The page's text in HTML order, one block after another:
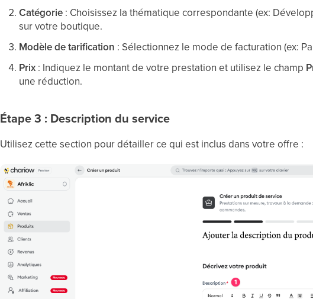
Catégorie : Choisissez la thématique correspondante (ex:
sur votre boutique.
Modèle de tarification : Sélectionnez le mode de facturation (ex:
Prix : Indiquez le montant de votre prestation et utilisez le champ
une réduction.
Étape 3 : Description du service
Utilisez cette section pour détailler ce qui est inclus dans votre offre :